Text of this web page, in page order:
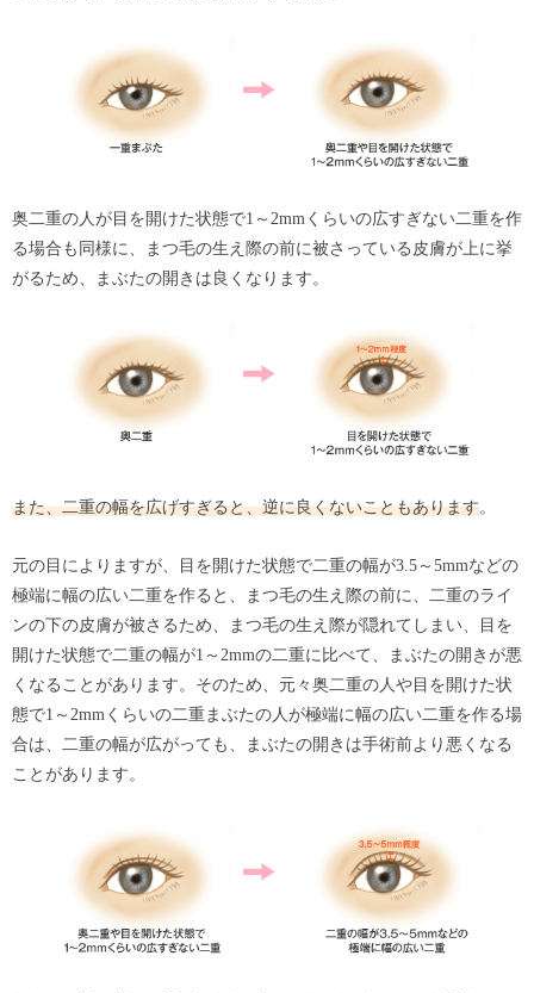
奥二重の人が目を開けた状態で1～2mmくらいの広すぎない二重を作
る場合も同様に、まつ毛の生え際の前に被さっている皮膚が上に挙
がるため、まぶたの開きは良くなります。
また、二重の幅を広げすぎると、逆に良くないこともあります。
元の目によりますが、目を開けた状態で二重の幅が3.5～5mmなどの
極端に幅の広い二重を作ると、まつ毛の生え際の前に、二重のライ
ンの下の皮膚が被さるため、まつ毛の生え際が隠れてしまい、目を
開けた状態で二重の幅が1～2mmの二重に比べて、まぶたの開きが悪
くなることがあります。そのため、元々奥二重の人や目を開けた状
態で1～2mmくらいの二重まぶたの人が極端に幅の広い二重を作る場
合は、二重の幅が広がっても、まぶたの開きは手術前より悪くなる
ことがあります。